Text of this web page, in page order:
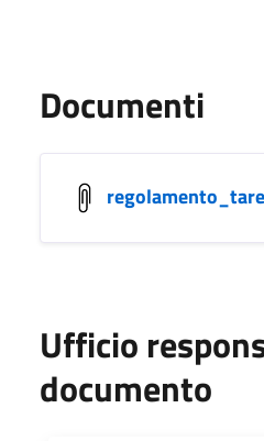
Documenti
Ufficio
documento